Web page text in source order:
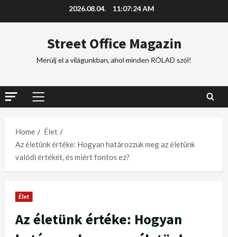
2026.08.04. 11:07:25 AM
Street Office Magazin
Merülj el a világunkban, ahol minden RÓLAD szól!
Home
Élet
Az életünk értéke: Hogyan határozzuk meg az életünk
valódi értékét, és miért fontos ez?
Élet
Az életünk értéke: Hogyan